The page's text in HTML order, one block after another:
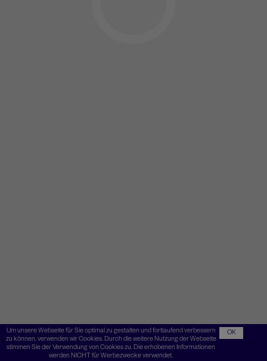
Um unsere Webseite für Sie optimal zu gestalten und fortlaufend verbessern
zu können, verwenden wir Cookies. Durch die weitere Nutzung der Webseite
stimmen Sie der Verwendung von Cookies zu. Die erhobenen Informationen
werden NICHT für Werbezwecke verwendet.
OK